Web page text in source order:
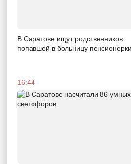
В Саратове ищут родственников
попавшей в больницу пенсионерки
16:44